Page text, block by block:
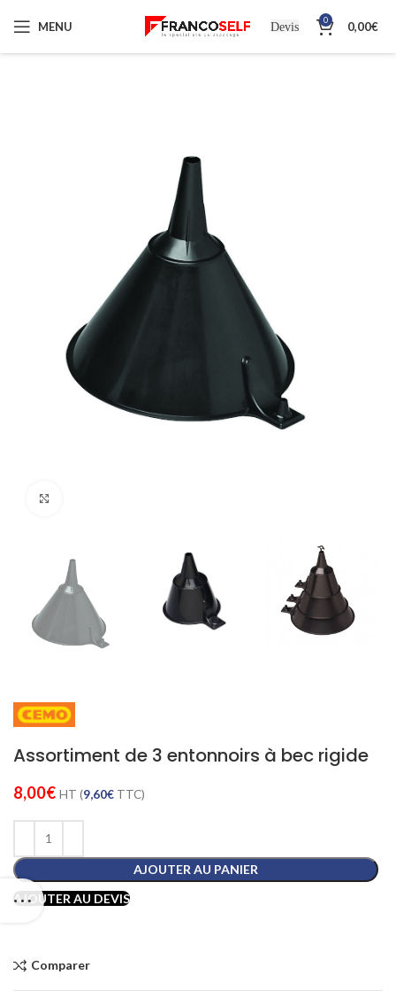
MENU Devis 0 0,00€
Assortiment de 3 entonnoirs à bec rigide
8,00€ HT (9,60€ TTC)
AJOUTER AU PANIER
AJOUTER AU DEVIS
Comparer